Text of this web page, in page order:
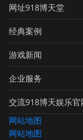
网址918博天堂
经典案例
游戏新闻
企业服务
交流918博天娱乐官
网站地图
网站地图